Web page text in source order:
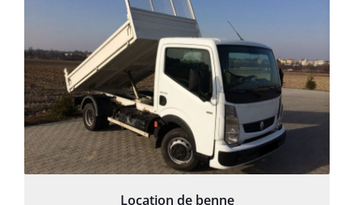
Location de benne